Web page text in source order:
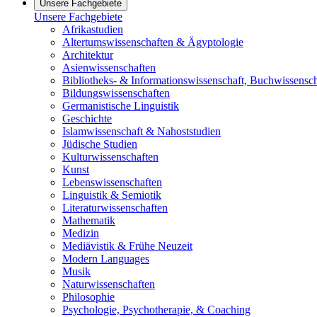
Unsere Fachgebiete
Unsere Fachgebiete
Afrikastudien
Altertumswissenschaften & Ägyptologie
Architektur
Asienwissenschaften
Bibliotheks- & Informationswissenschaft,
Bildungswissenschaften
Germanistische Linguistik
Geschichte
Islamwissenschaft & Nahoststudien
Jüdische Studien
Kulturwissenschaften
Kunst
Lebenswissenschaften
Linguistik & Semiotik
Literaturwissenschaften
Mathematik
Medizin
Mediävistik & Frühe Neuzeit
Modern Languages
Musik
Naturwissenschaften
Philosophie
Psychologie, Psychotherapie, & Coaching